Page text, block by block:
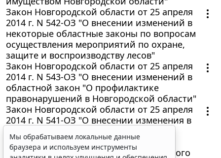
Закон Новгородской области от 25 апреля
2014 г. N 542-ОЗ "О внесении изменений в
некоторые областные законы по вопросам
осуществления мероприятий по охране,
защите и воспроизводству лесов"
Закон Новгородской области от 25 апреля
2014 г. N 543-ОЗ "О внесении изменений в
областной закон "О профилактике
правонарушений в Новгородской области"
Закон Новгородской области от 25 апреля
2014 г. N 541-ОЗ "О внесении изменения в
основаниях, условиях, порядке
обязательного государственного личного
Мы обрабатываем локальные данные
браузера и используем инструменты